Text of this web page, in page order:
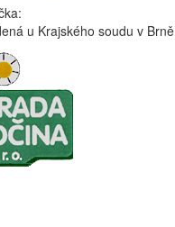
u Krajského soudu v Brně